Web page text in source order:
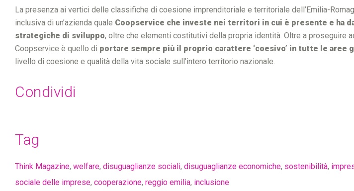
La presenza ai vertici delle classifiche di coesione imprenditoriale e territoriale dell’Emilia-
inclusiva di un’azienda quale Coopservice che investe nei territori in cui è presente e ha
strategiche di sviluppo, oltre che elementi costitutivi della propria identità. Oltre a proseguire
Coopservice è quello di portare sempre più il proprio carattere ‘coesivo’ in tutte le aree
livello di coesione e qualità della vita sociale sull’intero territorio nazionale.
Condividi
Tag
Think Magazine, welfare, disuguaglianze sociali, disuguaglianze economiche, sostenibilità,
sociale delle imprese, cooperazione, reggio emilia, inclusione